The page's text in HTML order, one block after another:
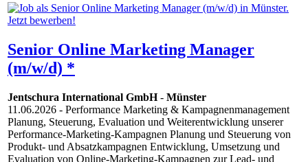
Senior Online Marketing Manager
(m/w/d) *
Jentschura International GmbH- Münster
11.06.2026 - Performance Marketing & Kampagnenmanagement
Planung, Steuerung, Evaluation und Weiterentwicklung unserer
Performance-Marketing-Kampagnen Planung und Steuerung von
Produkt- und Absatzkampagnen Entwicklung, Umsetzung und
Evaluation von Online-Marketing-Kampagnen zur Lead- und